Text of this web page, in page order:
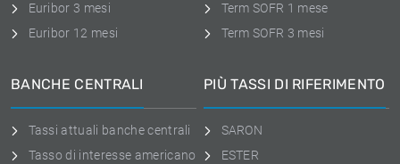
Euribor 3 mesi
Euribor 12 mesi
Term SOFR 1 mese
Term SOFR 3 mesi
BANCHE CENTRALI
Tassi attuali banche centrali
Tasso di interesse americano
PIÙ TASSI DI RIFERIMENTO
SARON
ESTER